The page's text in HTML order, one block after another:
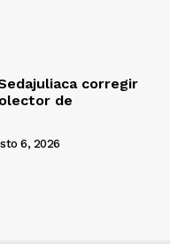
corregir
de
6, 2026